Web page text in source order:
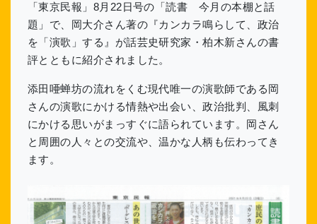
「東京民報」8月22日号の「読書 今月の本棚と話
題」で、岡大介さん著の『カンカラ鳴らして、政治
を「演歌」する』が話芸史研究家・柏木新さんの書
評とともに紹介されました。
添田唖蝉坊の流れをくむ現代唯一の演歌師である岡
さんの演歌にかける情熱や出会い、政治批判、風刺
にかける思いがまっすぐに語られています。岡さん
と周囲の人々との交流や、温かな人柄も伝わってき
ます。